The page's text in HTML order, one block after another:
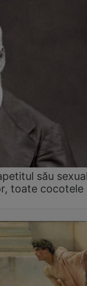
său
toate cocotele